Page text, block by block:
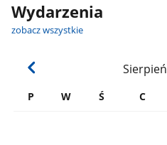
Wydarzenia
zobacz wszystkie
Sierpień
P W Ś C